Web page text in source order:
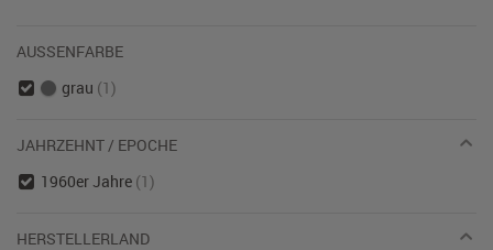
AUSSENFARBE
grau (1)
JAHRZEHNT / EPOCHE
1960er Jahre (1)
HERSTELLERLAND